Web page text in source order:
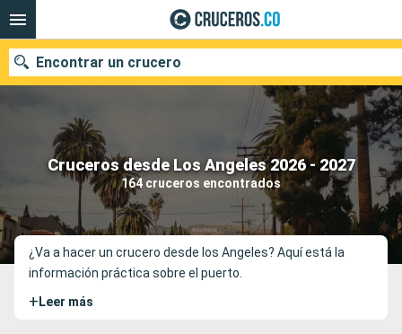
Cruceros desde Los Angeles 2026 - 2027
164 cruceros encontrados
Encontrar un crucero
Fecha de salida
Buscar
¿Va a hacer un crucero desde los Angeles? Aquí está la
información práctica sobre el puerto.
+ Leer más